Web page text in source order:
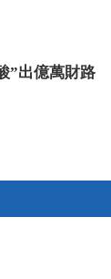
”出億萬財路